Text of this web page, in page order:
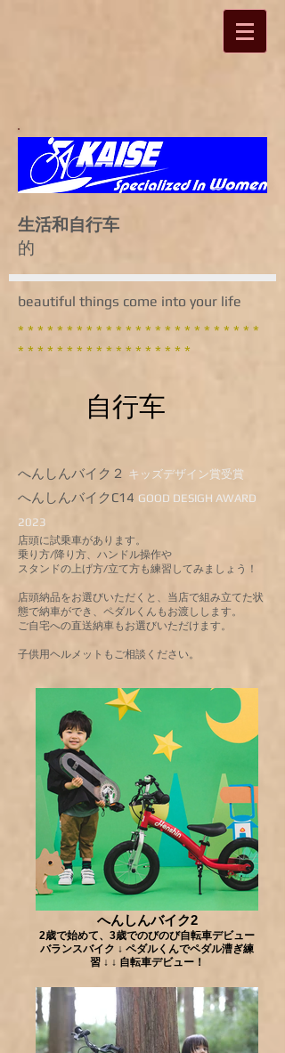
生活和自行车
的
beautiful things come into your life
* * * * * * * * * * * * * * * * * * * * * * * * *
* * * * * * * * * * * * * * * * * *
自行车
へんしんバイク２ キッズデザイン賞受賞
​へんしんバイクC14 GOOD DESIGH AWARD
2023
店頭に試乗車があります。
乗り方/降り方、ハンドル操作や
スタンドの上げ方/立て方も練習してみましょう！
店頭納品をお選びいただくと、当店で組み立てた状
態で納車ができ、ペダルくんもお渡しします。
ご自宅への直送納車もお選びいただけます。
​子供用ヘルメットもご相談ください。
へんしんバイク2
2歳で始めて、3歳でのびのび自転車デビュー
バランスバイク ↓ ペダルくんでペダル漕ぎ練
習 ↓ ↓ 自転車デビュー！